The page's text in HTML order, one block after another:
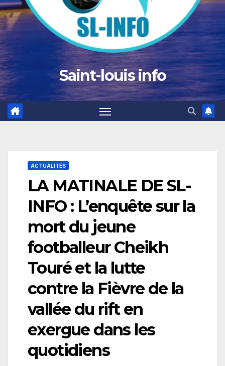
Saint-louis info
ACTUALITÉS
LA MATINALE DE SL-
INFO : L’enquête sur la
mort du jeune
footballeur Cheikh
Touré et la lutte
contre la Fièvre de la
vallée du rift en
exergue dans les
quotidiens